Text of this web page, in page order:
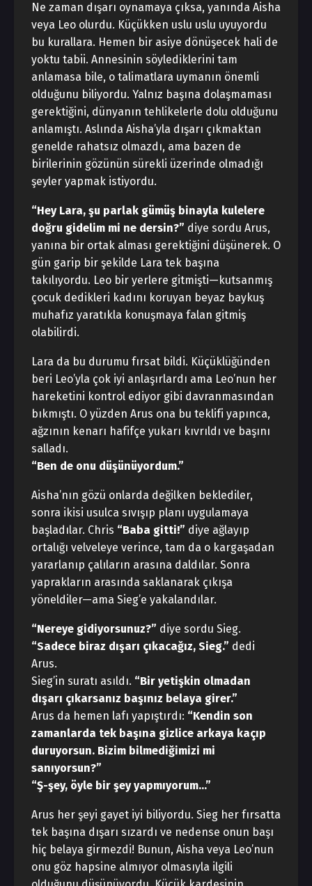
Ne zaman dışarı oynamaya çıksa, yanında Aisha
veya Leo olurdu. Küçükken uslu uslu uyuyordu
bu kurallara. Hemen bir asiye dönüşecek hali de
yoktu tabii. Annesinin söylediklerini tam
anlamasa bile, o talimatlara uymanın önemli
olduğunu biliyordu. Yalnız başına dolaşmaması
gerektiğini, dünyanın tehlikelerle dolu olduğunu
anlamıştı. Aslında Aisha’yla dışarı çıkmaktan
genelde rahatsız olmazdı, ama bazen de
birilerinin gözünün sürekli üzerinde olmadığı
şeyler yapmak istiyordu.
“Hey Lara, şu parlak gümüş binayla kulelere
doğru gidelim mi ne dersin?” diye sordu Arus,
yanına bir ortak alması gerektiğini düşünerek. O
gün garip bir şekilde Lara tek başına
takılıyordu. Leo bir yerlere gitmişti—kutsanmış
çocuk dedikleri kadını koruyan beyaz baykuş
muhafız yaratıkla konuşmaya falan gitmiş
olabilirdi.
Lara da bu durumu fırsat bildi. Küçüklüğünden
beri Leo’yla çok iyi anlaşırlardı ama Leo’nun her
hareketini kontrol ediyor gibi davranmasından
bıkmıştı. O yüzden Arus ona bu teklifi yapınca,
ağzının kenarı hafifçe yukarı kıvrıldı ve başını
salladı.
“Ben de onu düşünüyordum.”
Aisha’nın gözü onlarda değilken beklediler,
sonra ikisi usulca sıvışıp planı uygulamaya
başladılar. Chris “Baba gitti!” diye ağlayıp
ortalığı velveleye verince, tam da o kargaşadan
yararlanıp çalıların arasına daldılar. Sonra
yaprakların arasında saklanarak çıkışa
yöneldiler—ama Sieg’e yakalandılar.
“Nereye gidiyorsunuz?” diye sordu Sieg.
“Sadece biraz dışarı çıkacağız, Sieg.” dedi
Arus.
Sieg’in suratı asıldı. “Bir yetişkin olmadan
dışarı çıkarsanız başınız belaya girer.”
Arus da hemen lafı yapıştırdı: “Kendin son
zamanlarda tek başına gizlice arkaya kaçıp
duruyorsun. Bizim bilmediğimizi mi
sanıyorsun?”
“Ş-şey, öyle bir şey yapmıyorum…”
Arus her şeyi gayet iyi biliyordu. Sieg her fırsatta
tek başına dışarı sızardı ve nedense onun başı
hiç belaya girmezdi! Bunun, Aisha veya Leo’nun
onu göz hapsine almıyor olmasıyla ilgili